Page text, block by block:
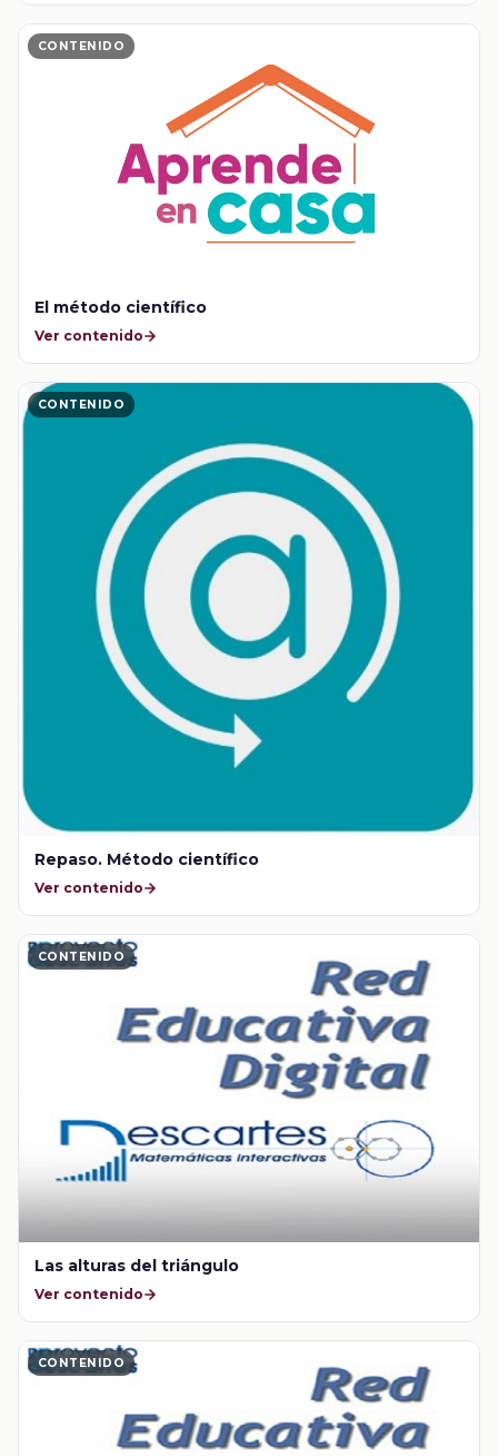
CONTENIDO
El método científico
Ver contenido
CONTENIDO
Repaso. Método científico
Ver contenido
CONTENIDO
Las alturas del triángulo
Ver contenido
CONTENIDO